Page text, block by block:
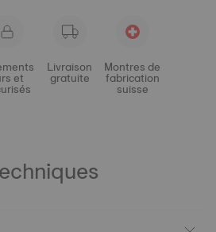
et
Livraison
gratuite
Montres de
fabrication
suisse